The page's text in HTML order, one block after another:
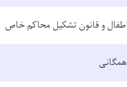
و قانون تشکیل محاکم خاص